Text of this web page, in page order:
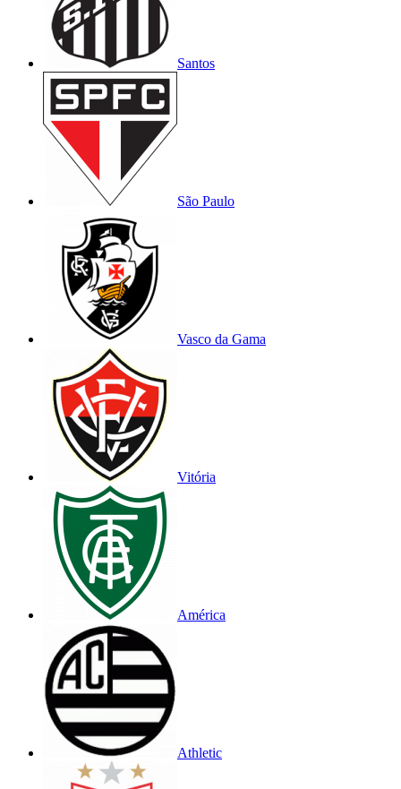
Santos
São Paulo
Vasco da Gama
Vitória
América
Athletic